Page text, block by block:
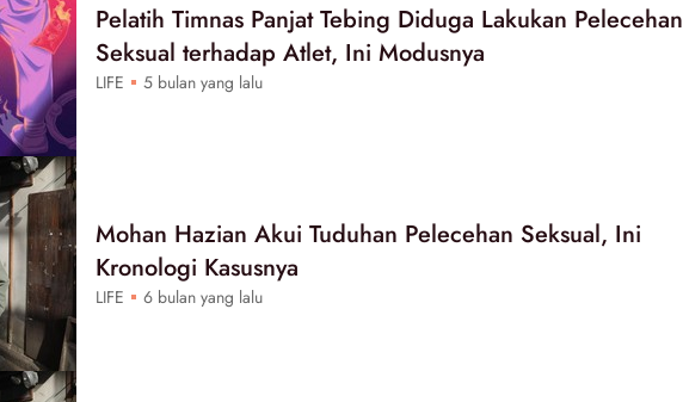
Pelatih Timnas Panjat Tebing Diduga Lakukan Pelecehan
Seksual terhadap Atlet, Ini Modusnya
LIFE 5 bulan yang lalu
Mohan Hazian Akui Tuduhan Pelecehan Seksual, Ini
Kronologi Kasusnya
LIFE 6 bulan yang lalu